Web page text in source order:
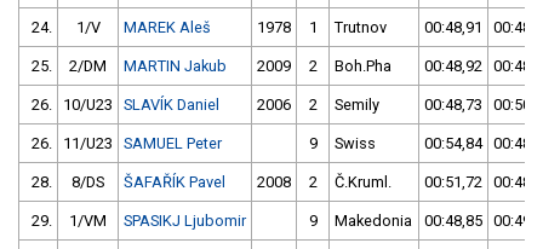
24. 1/V MAREK Aleš 1978 1 Trutnov 00:48,91
25. 2/DM MARTIN Jakub 2009 2 Boh.Pha 00:48,92
26. 10/U23 SLAVÍK Daniel 2006 2 Semily 00:48,73
26. 11/U23 SAMUEL Peter 9 Swiss 00:54,84
28. 8/DS ŠAFAŘÍK Pavel 2008 2 Č.Kruml. 00:51,72
29. 1/VM SPASIKJ Ljubomir 9 Makedonia 00:48,85